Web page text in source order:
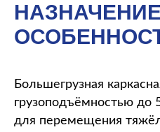
Большегрузная
грузоподъёмностью до
для перемещения